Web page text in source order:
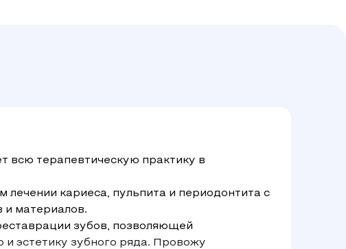
всю терапевтическую практику в
кариеса, пульпита и периодонтита с
и материалов.
зубов, позволяющей
и эстетику зубного ряда. Провожу